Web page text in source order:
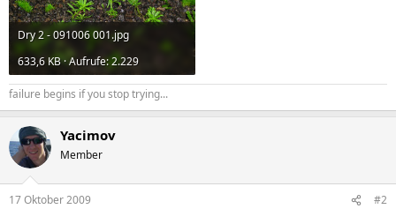
Dry 2 - 091006 001.jpg
633,6 KB · Aufrufe: 2.229
failure begins if you stop trying...
Yacimov
Member
17 Oktober 2009 #2